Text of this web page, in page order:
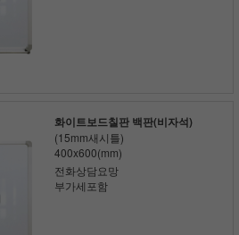
화이트보드칠판 백판(비자석)
(15mm새시틀)
400x600(mm)
전화상담요망
부가세포함